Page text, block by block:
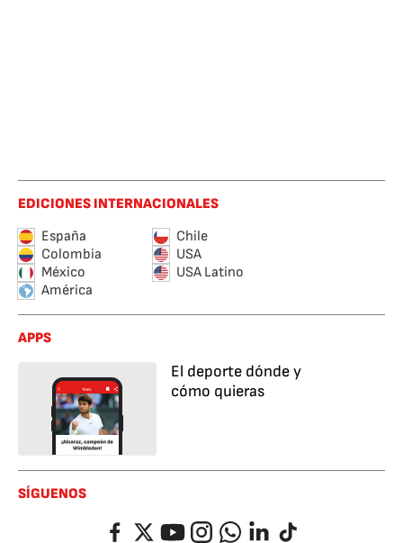
EDICIONES INTERNACIONALES
España
Chile
Colombia
USA
México
USA Latino
América
APPS
El deporte dónde y
cómo quieras
SÍGUENOS
FacebookTwitterYouTubeInstagramWhatsappLinkedIn
TikTok